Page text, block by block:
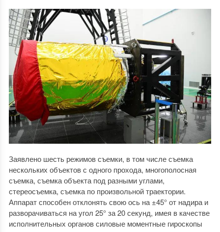
Заявлено шесть режимов съемки, в том числе съемка
нескольких объектов с одного прохода, многополосная
съемка, съемка объекта под разными углами,
стереосъемка, съемка по произвольной траектории.
Аппарат способен отклонять свою ось на ±45° от надира и
разворачиваться на угол 25° за 20 секунд, имея в качестве
исполнительных органов силовые моментные гироскопы